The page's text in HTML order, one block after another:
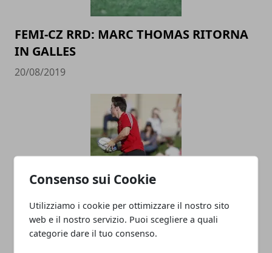
Consenso sui Cookie
Utilizziamo i cookie per ottimizzare il nostro sito
web e il nostro servizio. Puoi scegliere a quali
categorie dare il tuo consenso.
FEMI-CZ RRD: MARC THOMAS RITORNA
IN GALLES
20/08/2019
FEMI-CZ RRD: JACQUES MOMBERG
COLLABORERA&rsquo; CON LO STAFF
TECNICO DELLA FTGI RUGBY POLESINE